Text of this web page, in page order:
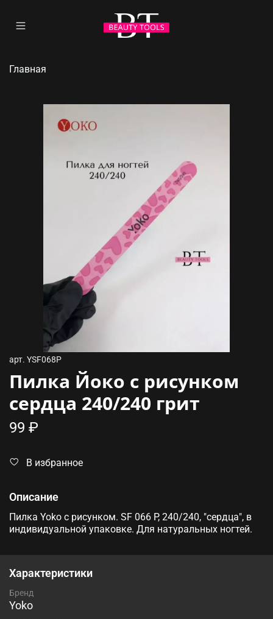
Главная
арт. YSF068P
Пилка Йоко с рисунком
сердца 240/240 грит
99 ₽
В избранное
Описание
Пилка Yoko с рисунком. SF 066 P, 240/240, "сердца", в
индивидуальной упаковке. Для натуральных ногтей.
Характеристики
Бренд
Yoko